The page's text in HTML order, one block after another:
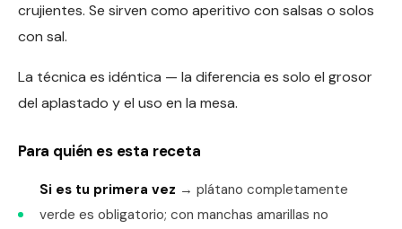
crujientes. Se sirven como aperitivo con salsas o solos
con sal.
La técnica es idéntica — la diferencia es solo el grosor
del aplastado y el uso en la mesa.
Para quién es esta receta
Si es tu primera vez → plátano completamente
verde es obligatorio; con manchas amarillas no